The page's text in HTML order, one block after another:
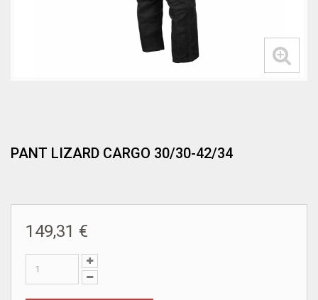
PANT LIZARD CARGO 30/30-42/34
149,31 €